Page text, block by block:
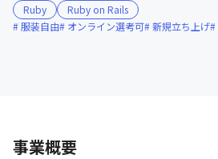
Ruby
Ruby on Rails
服装自由
オンライン選考可 新規立ち上げ
事業概要